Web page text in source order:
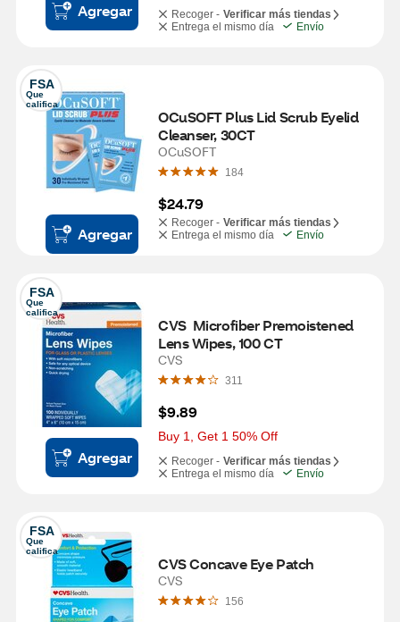
Agregar Recoger - Verificar más tiendas
Entrega el mismo día
Envío
FSA
Que
califica
Agregar
OCuSOFT Plus Lid Scrub Eyelid
Cleanser, 30CT
OCuSOFT
184
$24.79
Recoger - Verificar más tiendas
Entrega el mismo día
Envío
FSA
Que
califica
Agregar
CVS  Microfiber Premoistened
Lens Wipes, 100 CT
CVS
311
$9.89
Buy 1, Get 1 50% Off
Recoger - Verificar más tiendas
Entrega el mismo día
Envío
FSA
Que
califica
CVS Concave Eye Patch
CVS
156